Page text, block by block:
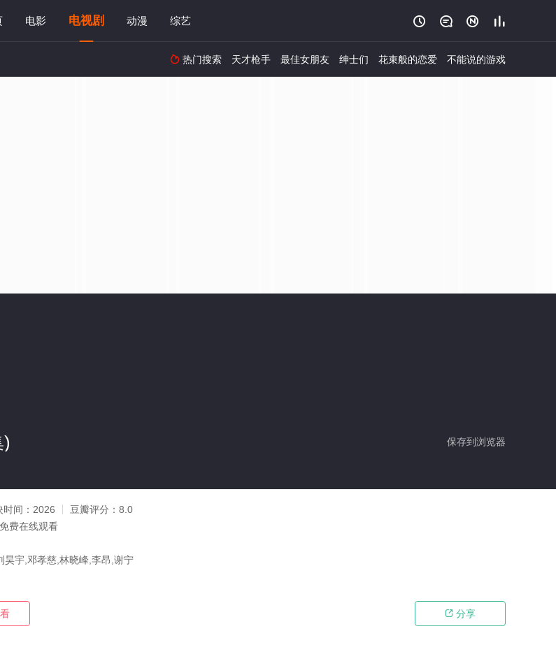
电影 电视剧 动漫 综艺    
 热门搜索 天才枪手 最佳女朋友 绅士们 花束般的恋爱 不能说的游戏
保存到浏览器
时间： 2026 豆瓣评分： 8.0
费在线观看
昊宇,邓孝慈,林晓峰,李昂,谢宁
 分享